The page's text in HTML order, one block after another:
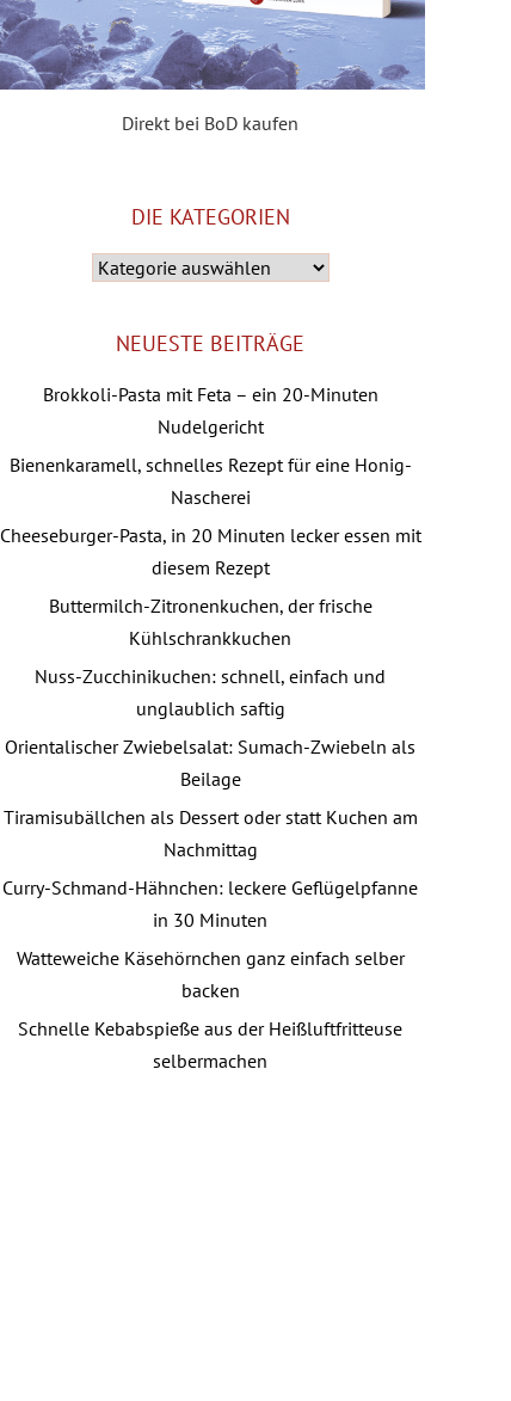
Direkt bei BoD kaufen
DIE KATEGORIEN
NEUESTE BEITRÄGE
Brokkoli-Pasta mit Feta – ein 20-Minuten
Nudelgericht
Bienenkaramell, schnelles Rezept für eine Honig-
Nascherei
Cheeseburger-Pasta, in 20 Minuten lecker essen mit
diesem Rezept
Buttermilch-Zitronenkuchen, der frische
Kühlschrankkuchen
Nuss-Zucchinikuchen: schnell, einfach und
unglaublich saftig
Orientalischer Zwiebelsalat: Sumach-Zwiebeln als
Beilage
Tiramisubällchen als Dessert oder statt Kuchen am
Nachmittag
Curry-Schmand-Hähnchen: leckere Geflügelpfanne
in 30 Minuten
Watteweiche Käsehörnchen ganz einfach selber
backen
Schnelle Kebabspieße aus der Heißluftfritteuse
selbermachen